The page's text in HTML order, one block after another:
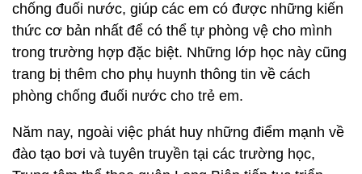
chống đuối nước, giúp các em có được những kiến
thức cơ bản nhất để có thể tự phòng vệ cho mình
trong trường hợp đặc biệt. Những lớp học này cũng
trang bị thêm cho phụ huynh thông tin về cách
phòng chống đuối nước cho trẻ em.
Năm nay, ngoài việc phát huy những điểm mạnh về
đào tạo bơi và tuyên truyền tại các trường học,